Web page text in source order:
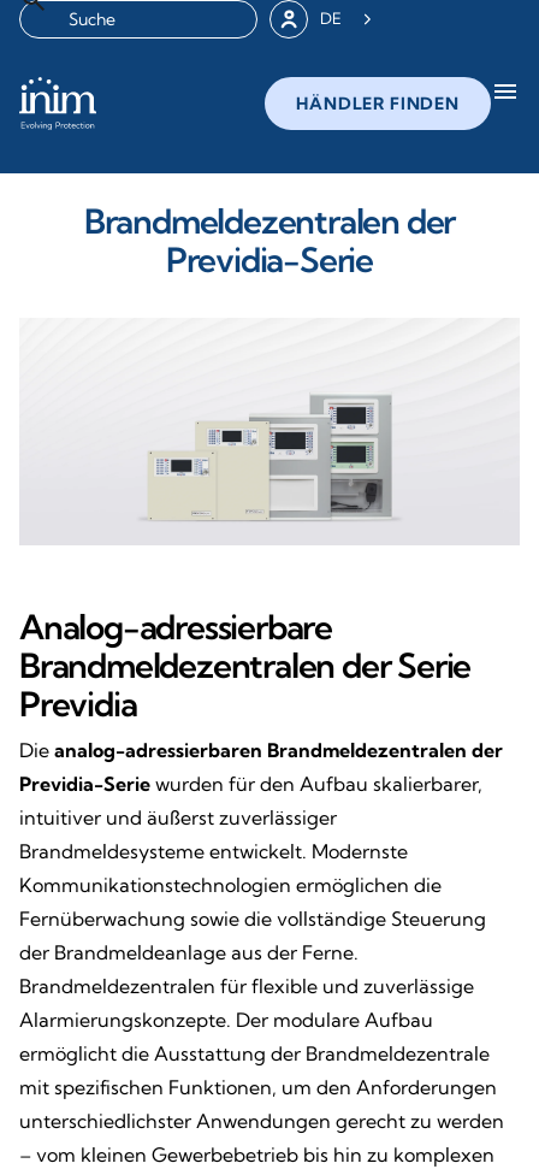
DE
HÄNDLER FINDEN menu
Brandmeldezentralen der
Previdia-Serie
Analog-adressierbare
Brandmeldezentralen der Serie
Previdia
Die analog-adressierbaren Brandmeldezentralen der
Previdia-Serie wurden für den Aufbau skalierbarer,
intuitiver und äußerst zuverlässiger
Brandmeldesysteme entwickelt. Modernste
Kommunikationstechnologien ermöglichen die
Fernüberwachung sowie die vollständige Steuerung
der Brandmeldeanlage aus der Ferne.
Brandmeldezentralen für flexible und zuverlässige
Alarmierungskonzepte. Der modulare Aufbau
ermöglicht die Ausstattung der Brandmeldezentrale
mit spezifischen Funktionen, um den Anforderungen
unterschiedlichster Anwendungen gerecht zu werden
– vom kleinen Gewerbebetrieb bis hin zu komplexen